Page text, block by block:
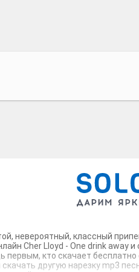
невероятный, классный
Cher Lloyd - One drink away
первым, кто скачает
другую нарезку mp3